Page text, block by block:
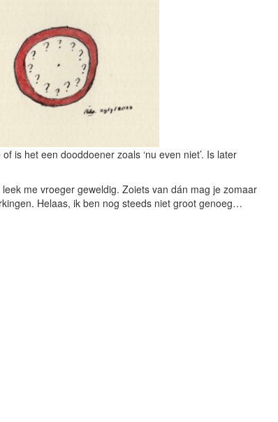
is het een dooddoener zoals ‘nu even niet’. Is later
me vroeger geweldig. Zoiets van dán mag je zomaar
Helaas, ik ben nog steeds niet groot genoeg…